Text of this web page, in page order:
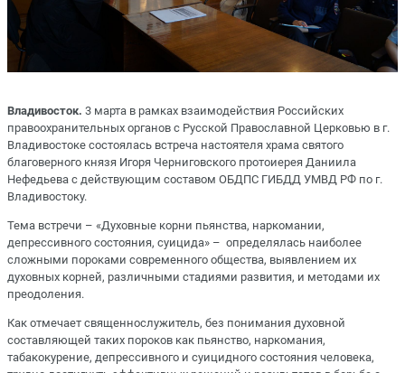
Владивосток. 3 марта в рамках взаимодействия Российских
правоохранительных органов с Русской Православной Церковью в г.
Владивостоке состоялась встреча настоятеля храма святого
благоверного князя Игоря Черниговского протоиерея Даниила
Нефедьева с действующим составом ОБДПС ГИБДД УМВД РФ по г.
Владивостоку.
Тема встречи – «Духовные корни пьянства, наркомании,
депрессивного состояния, суицида» – определялась наиболее
сложными пороками современного общества, выявлением их
духовных корней, различными стадиями развития, и методами их
преодоления.
Как отмечает священнослужитель, без понимания духовной
составляющей таких пороков как пьянство, наркомания,
табакокурение, депрессивного и суицидного состояния человека,